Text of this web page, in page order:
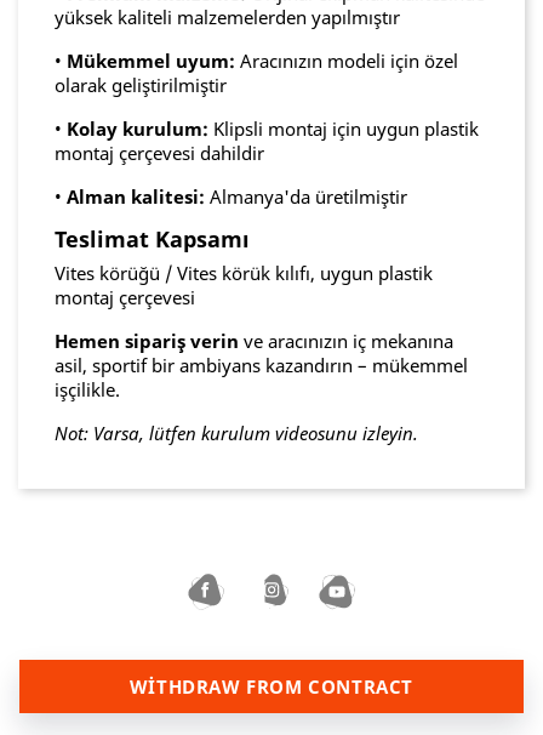
yüksek kaliteli malzemelerden yapılmıştır
• Mükemmel uyum: Aracınızın modeli için özel
olarak geliştirilmiştir
• Kolay kurulum: Klipsli montaj için uygun plastik
montaj çerçevesi dahildir
• Alman kalitesi: Almanya'da üretilmiştir
Teslimat Kapsamı
Vites körüğü / Vites körük kılıfı, uygun plastik
montaj çerçevesi
Hemen sipariş verin ve aracınızın iç mekanına
asil, sportif bir ambiyans kazandırın – mükemmel
işçilikle.
Not: Varsa, lütfen kurulum videosunu izleyin.
WITHDRAW FROM CONTRACT